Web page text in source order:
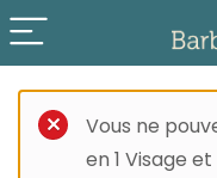
Vous ne
en 1 Visage